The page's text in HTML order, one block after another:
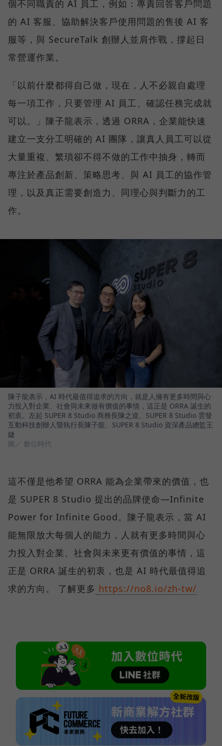
個不同職責的 AI 員工，例如：專責回答客戶問題
的 AI 客服、協助解決客戶使用問題的售後 AI 客
服等，與 SecureTalk 創辦人並肩作戰，撐起日
常營運作業。
「以前什麼都得自己做，現在，人不必親自處理
每一項工作，只要管理 AI 員工、確認任務完成就
可以。」陳子龍表示，透過 ORRA，企業能快速
建立一支分工明確的 AI 團隊，讓真人員工可以從
大量重複、繁瑣卻不得不做的工作中抽身，轉而
專注於產品創新、策略思考、與 AI 員工的協作管
理，以及真正需要創造力、同理心與判斷力的工
作。
陳子龍表示，AI 時代最值得追求的方向，就是人擁有更多時間與心
力投入對企業、社會與未來做有價值的事情，這正是 ORRA 誕生的
初衷。左起 SUPER 8 Studio 商務長陳之逵、SUPER 8 Studio 雲發
互動科技創辦人暨執行長陳子龍、SUPER 8 Studio 資深產品總監王
婕
圖／ 數位時代
這不僅是他希望 ORRA 能為企業帶來的價值，也
是 SUPER 8 Studio 提出的品牌使命—Infinite
Power for Infinite Good。陳子龍表示，當 AI
能無限放大每個人的能力，人就有更多時間與心
力投入對企業、社會與未來更有價值的事情，這
正是 ORRA 誕生的初衷，也是 AI 時代最值得追
求的方向。 了解更多 https://no8.io/zh-tw/